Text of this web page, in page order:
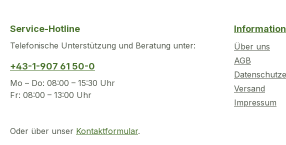
Service-Hotline
Telefonische Unterstützung und Beratung unter:
+43-1-907 61 50-0
Mo – Do: 08:00 – 15:30 Uhr
Fr: 08:00 – 13:00 Uhr
Oder über unser Kontaktformular.
Über uns
AGB
Versand
Impressum